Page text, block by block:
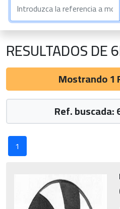
RESULTADOS
Mostrando 1
Ref. buscada:
1